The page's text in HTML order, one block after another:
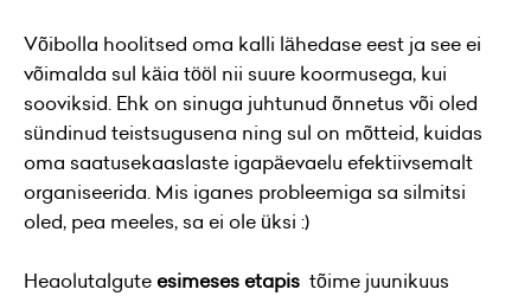
Võibolla hoolitsed oma kalli lähedase eest ja see ei
võimalda sul käia tööl nii suure koormusega, kui
sooviksid. Ehk on sinuga juhtunud õnnetus või oled
sündinud teistsugusena ning sul on mõtteid, kuidas
oma saatusekaaslaste igapäevaelu efektiivsemalt
organiseerida. Mis iganes probleemiga sa silmitsi
oled, pea meeles, sa ei ole üksi :)
Heaolutalguteesimeses etapis tõime juunikuus